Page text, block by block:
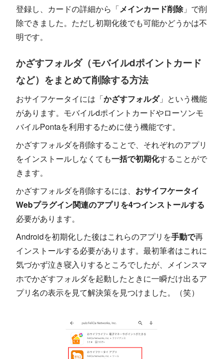
登録し、カードの詳細から「メインカード削除」で削
除できました。ただし初期化後でも可能かどうかは不
明です。
かざすフォルダ（モバイルdポイントカード
など）をまとめて削除する方法
おサイフケータイには「かざすフォルダ」という機能
があります。モバイルdポイントカードやローソンモ
バイルPontaを利用するために使う機能です。
かざすフォルダを削除することで、それぞれのアプリ
をインストールしなくても一括で初期化することがで
きます。
かざすフォルダを削除するには、 おサイフケータイ
Webプラグイン関連のアプリを4つインストールする
必要があります。
Androidを初期化した後はこれらのアプリを手動で再
インストールする必要があります。最初筆者はこれに
気づかず泣き寝入りするところでしたが、メインスマ
ホでかざすフォルダを起動したときに一瞬だけ出るア
プリ名の表示を見て解決策を見つけました。（笑）